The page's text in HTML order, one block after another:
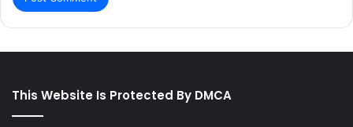
This Website Is Protected By DMCA